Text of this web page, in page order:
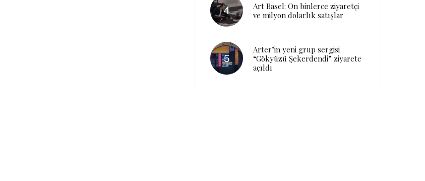
Art Basel: On binlerce ziyaretçi
ve milyon dolarlık satışlar
Arter’in yeni grup sergisi
“Gökyüzü Şekerdendi” ziyarete
açıldı